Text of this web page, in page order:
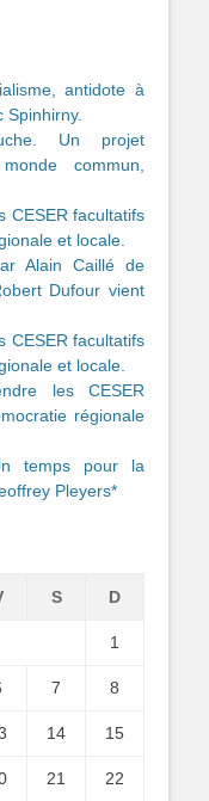
antidote à
Spinhirny.
Un projet
commun,
CESER facultatifs
et locale.
Alain Caillé de
Dufour vient
CESER facultatifs
et locale.
les CESER
régionale
temps pour la
Pleyers*
S D
1
7 8
14 15
21 22